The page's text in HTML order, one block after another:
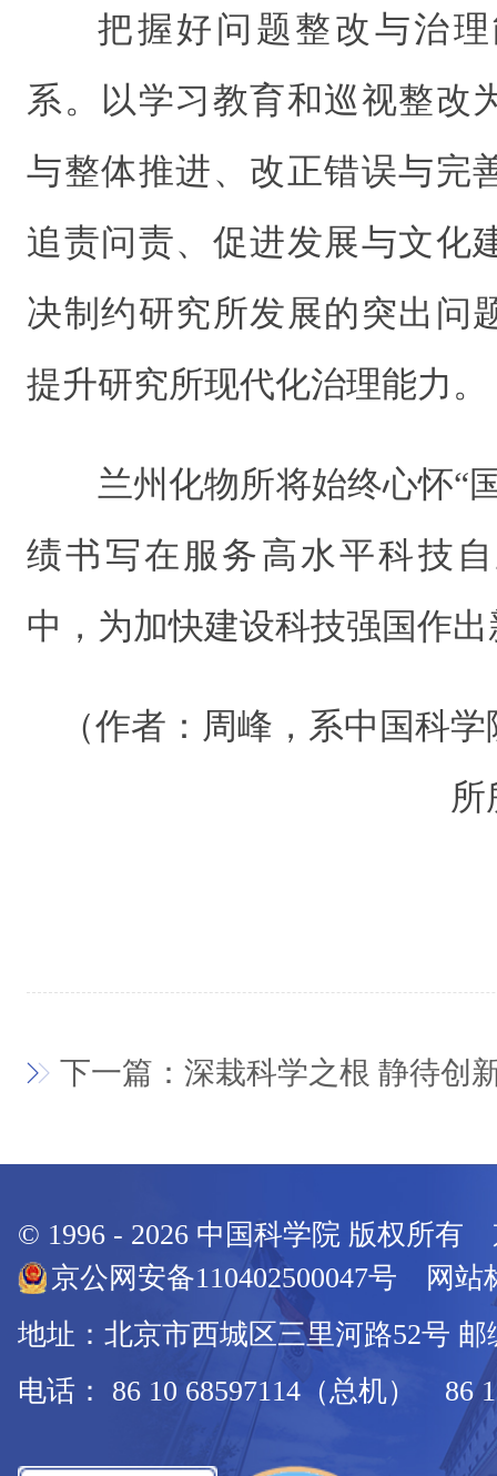
把握好问题整改与治
系。以学习教育和巡视整改
与整体推进、改正错误与完
追责问责、促进发展与文化
决制约研究所发展的突出问
提升研究所现代化治理能力。
兰州化物所将始终心怀“
绩书写在服务高水平科技
中，为加快建设科技强国作
（作者：周峰，系中国科
所
下一篇：深栽科学之根 静待创
© 1996 - 2026 中国科学院 版权所有
京公网安备110402500047号 网站
地址：北京市西城区三里河路52号 邮
电话： 86 10 68597114（总机） 86